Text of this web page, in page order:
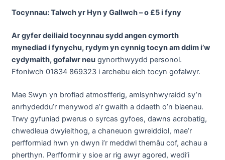
Tocynnau: Talwch yr Hyn y Gallwch – o £5 i fyny
Ar gyfer deiliaid tocynnau sydd angen cymorth
mynediad i fynychu, rydym yn cynnig tocyn am ddim i’w
cydymaith, gofalwr neugynorthwyydd personol.
Ffoniwch 01834 869323 i archebu eich tocyn gofalwyr.
Mae Swyn yn brofiad atmosfferig, amlsynhwyraidd sy’n
anrhydeddu’r menywod a’r gwaith a ddaeth o’n blaenau.
Trwy gyfuniad pwerus o syrcas gyfoes, dawns acrobatig,
chwedleua dwyieithog, a chaneuon gwreiddiol, mae’r
perfformiad hwn yn dwyn i’r meddwl themâu cof, achau a
pherthyn. Perfformir y sioe ar rig awyr agored, wedi’i